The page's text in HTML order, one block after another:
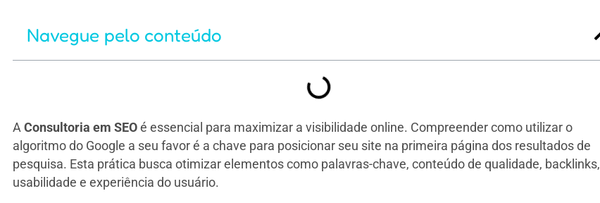
Navegue pelo conteúdo
A Consultoria em SEOé essencial para maximizar a visibilidade online. Compreender como utilizar o
algoritmo do Google a seu favor é a chave para posicionar seu site na primeira página dos resultados de
pesquisa. Esta prática busca otimizar elementos como palavras-chave, conteúdo de qualidade, backlinks,
usabilidade e experiência do usuário.